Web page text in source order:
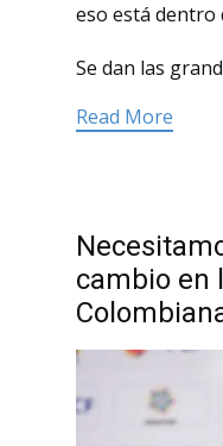
eso está dentro
Se dan las
Read More
cambio en